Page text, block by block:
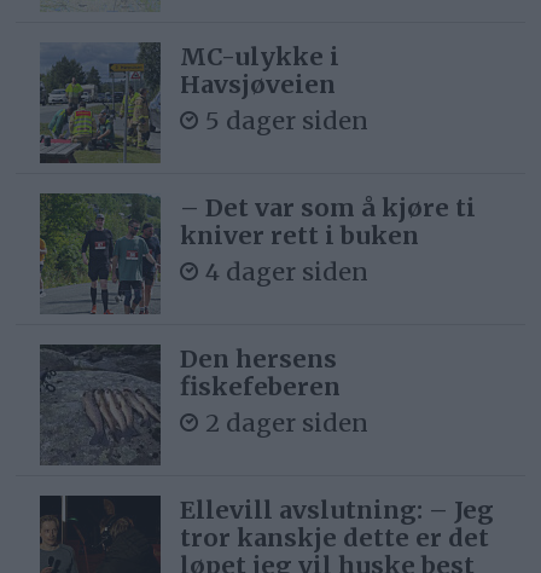
MC-ulykke i
Havsjøveien
5 dager siden
– Det var som å kjøre ti
kniver rett i buken
4 dager siden
Den hersens
fiskefeberen
2 dager siden
Ellevill avslutning: – Jeg
tror kanskje dette er det
løpet jeg vil huske best